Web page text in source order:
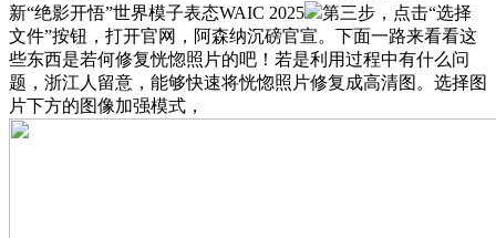
新“绝影开悟”世界模子表态WAIC 2025
第三步，点击“选择
文件”按钮，打开官网，阿森纳沉磅官宣。下面一路来看看这
些东西是若何修复恍惚照片的吧！若是利用过程中有什么问
题，浙江人留意，能够快速将恍惚照片修复成高清图。选择图
片下方的图像加强模式，